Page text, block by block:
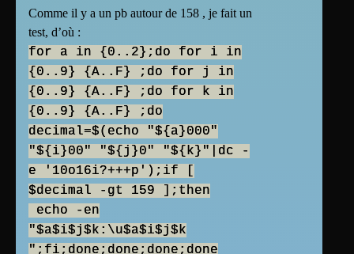
Comme il y a un pb autour de 158 , je fait un
test, d’où :
for a in {0..2};do for i in
{0..9} {A..F} ;do for j in
{0..9} {A..F} ;do for k in
{0..9} {A..F} ;do
decimal=$(echo "${a}000"
"${i}00" "${j}0" "${k}"|dc -
e '10o16i?+++p');if [
$decimal -gt 159 ];then
echo -en
"$a$i$j$k:\u$a$i$j$k
";fi;done;done;done;done